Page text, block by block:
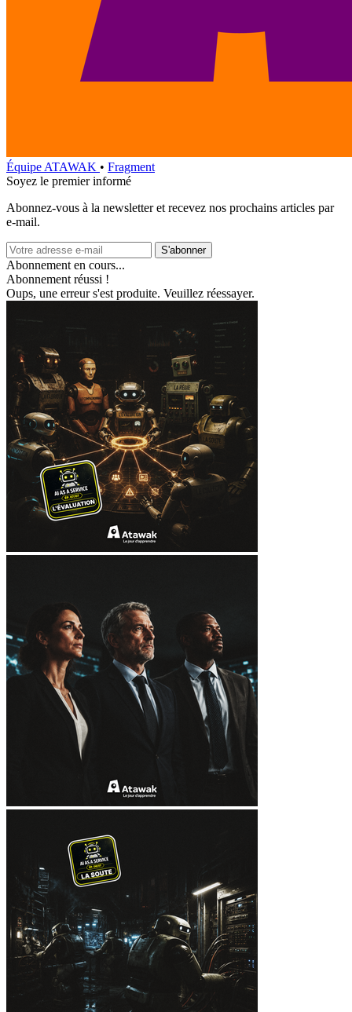
Équipe ATAWAK • Fragment
Soyez le premier informé
Abonnez‑vous à la newsletter et recevez nos prochains articles par
e‑mail.
S'abonner
Abonnement en cours...
Abonnement réussi !
Oups, une erreur s'est produite. Veuillez réessayer.